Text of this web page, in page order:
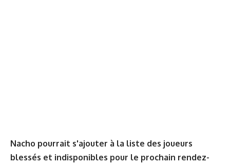
Nacho pourrait s'ajouter à la liste des joueurs
blessés et indisponibles pour le prochain rendez-